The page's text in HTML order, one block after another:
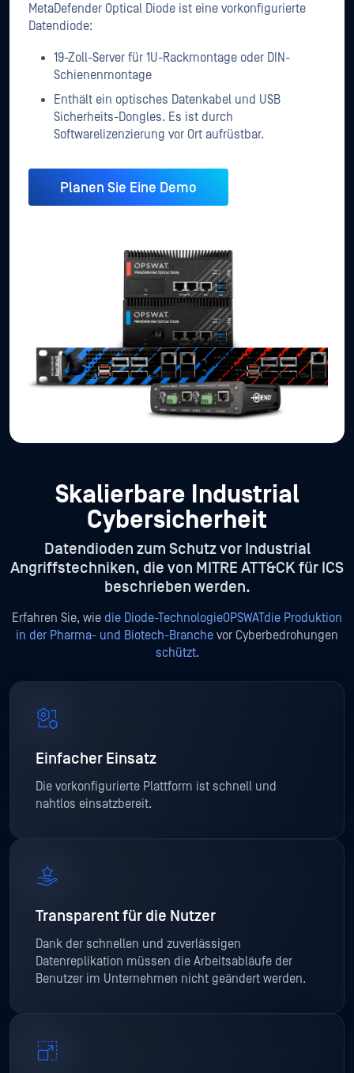
MetaDefender Optical Diode ist eine vorkonfigurierte
Datendiode:
19-Zoll-Server für 1U-Rackmontage oder DIN-
Schienenmontage
Enthält ein optisches Datenkabel und USB
Sicherheits-Dongles. Es ist durch
Softwarelizenzierung vor Ort aufrüstbar.
Planen Sie Eine Demo
Skalierbare Industrial
Cybersicherheit
Datendioden zum Schutz vor Industrial
Angriffstechniken, die von MITRE ATT&CK für ICS
beschrieben werden.
Erfahren Sie, wie die Diode-TechnologieOPSWATdie Produktion
in der Pharma- und Biotech-Branche vor Cyberbedrohungen
schützt.
Einfacher Einsatz
Die vorkonfigurierte Plattform ist schnell und
nahtlos einsatzbereit.
Transparent für die Nutzer
Dank der schnellen und zuverlässigen
Datenreplikation müssen die Arbeitsabläufe der
Benutzer im Unternehmen nicht geändert werden.